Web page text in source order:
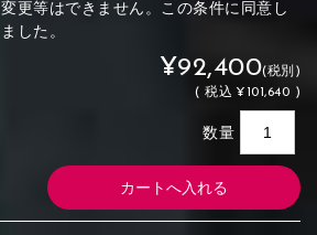
変更等はできません。この条件に同意し
ました。
¥92,400(税別)
(税込 ¥101,640 )
数量